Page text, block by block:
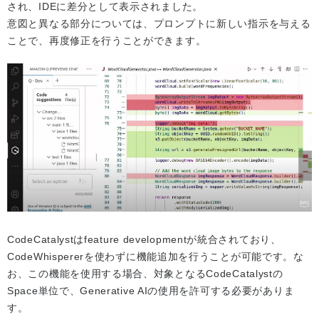
され、IDEに差分として表示されました。
意図と異なる部分については、プロンプトに新しい指示を与える
ことで、再度修正を行うことができます。
CodeCatalystはfeature developmentが統合されており、
CodeWhispererを使わずに機能追加を行うことが可能です。な
お、この機能を使用する場合、対象となるCodeCatalystの
Space単位で、Generative AIの使用を許可する必要がありま
す。